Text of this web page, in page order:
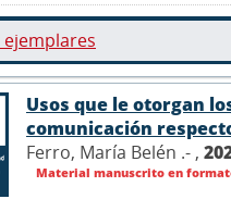
ejemplares
Usos que le otorgan
comunicación
Ferro, María Belén .- ,
Material manuscrito en